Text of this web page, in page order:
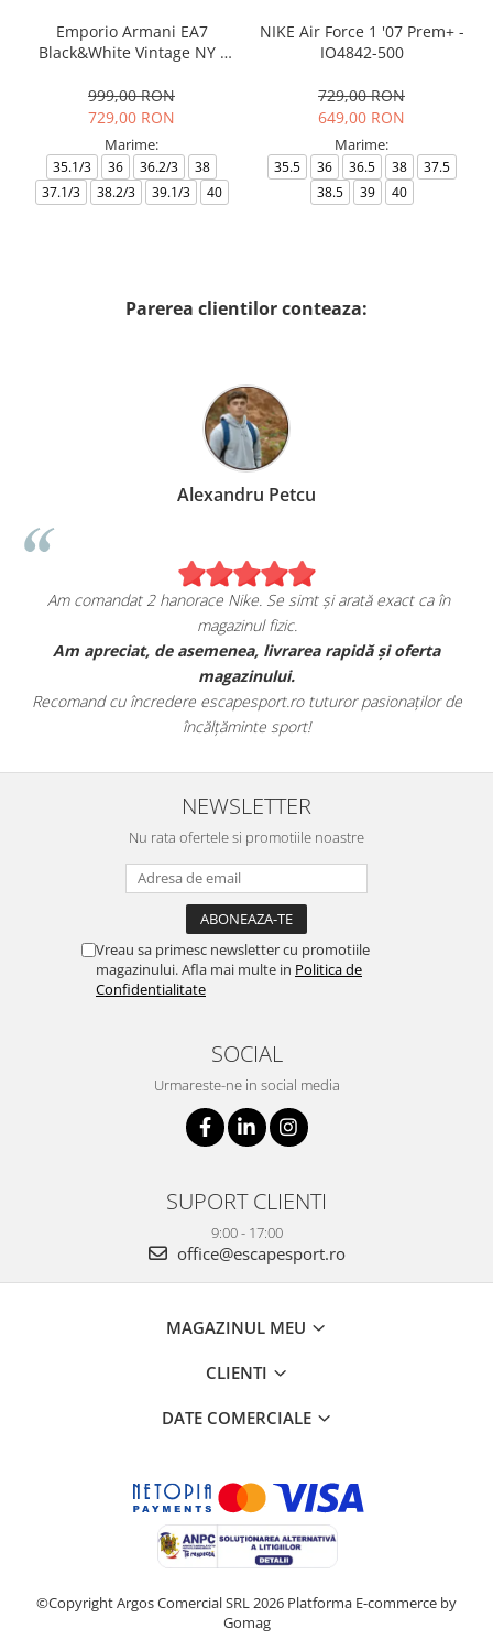
Emporio Armani EA7
Black&White Vintage NY -
999,00 RON
729,00 RON
Marime:
35.1/3 36 36.2/3
38
37.1/3
38.2/3 39.1/3 40
NIKE Air Force 1 '07 Prem+ -
IO4842-500
729,00 RON
649,00 RON
Marime:
35.5 36 36.5 38
37.5
38.5
39 40
Parerea clientilor conteaza:
Alexandru Petcu
Am comandat 2 hanorace Nike. Se simt și arată exact ca în
magazinul fizic.
Am apreciat, de asemenea, livrarea rapidă și oferta
magazinului.
Recomand cu încredere escapesport.ro tuturor pasionaților de
încălțăminte sport!
NEWSLETTER
Nu rata ofertele si promotiile noastre
Vreau sa primesc newsletter cu promotiile
magazinului. Afla mai multe in Politica de
Confidentialitate
SOCIAL
Urmareste-ne in social media
SUPORT CLIENTI
9:00 - 17:00
office@escapesport.ro
MAGAZINUL MEU
CLIENTI
DATE COMERCIALE
©Copyright Argos Comercial SRL 2026 Platforma E-commerce by
Gomag